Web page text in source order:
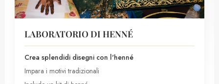
LABORATORIO DI HENNÉ
Crea splendidi disegni con l'henné
Impara i motivi tradizionali